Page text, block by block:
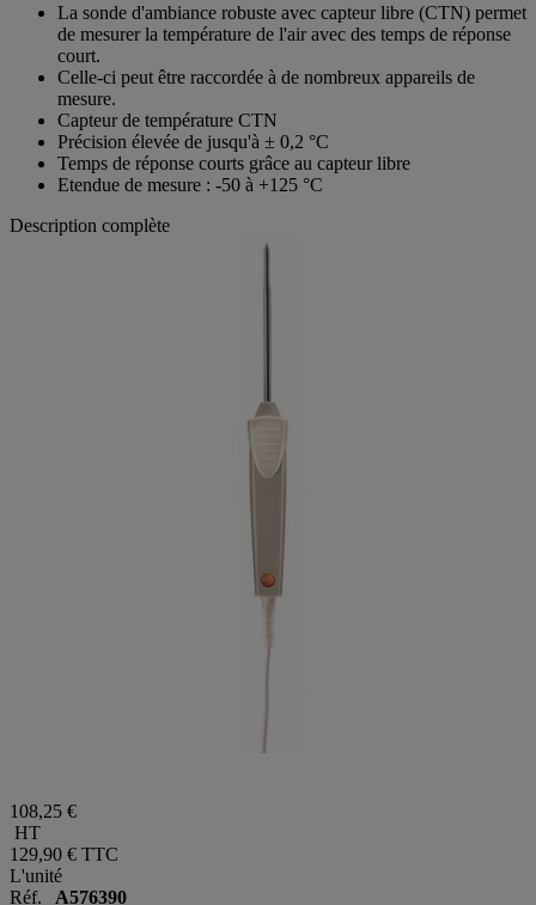
La sonde d'ambiance robuste avec capteur libre (CTN) permet
de mesurer la température de l'air avec des temps de réponse
court.
Celle-ci peut être raccordée à de nombreux appareils de
mesure.
Capteur de température CTN
Précision élevée de jusqu'à ± 0,2 °C
Temps de réponse courts grâce au capteur libre
Etendue de mesure : -50 à +125 °C
Description complète
108,25 €
HT
129,90 € TTC
L'unité
Réf. A576390